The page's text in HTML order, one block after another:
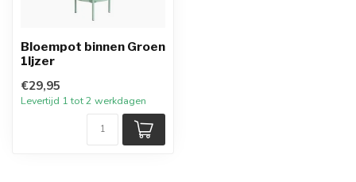
Bloempot binnen Groen
1Ijzer
€29,95
Levertijd 1 tot 2 werkdagen